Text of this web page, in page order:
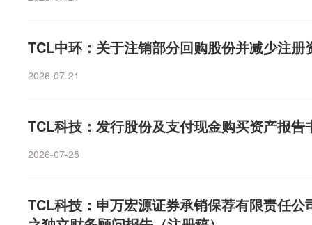
TCL中环：关于注销部分回购股份并减少注册
2026-07-21
TCL科技：发行股份及支付现金购买资产报
2026-07-25
TCL科技：申万宏源证券承销保荐有限责任